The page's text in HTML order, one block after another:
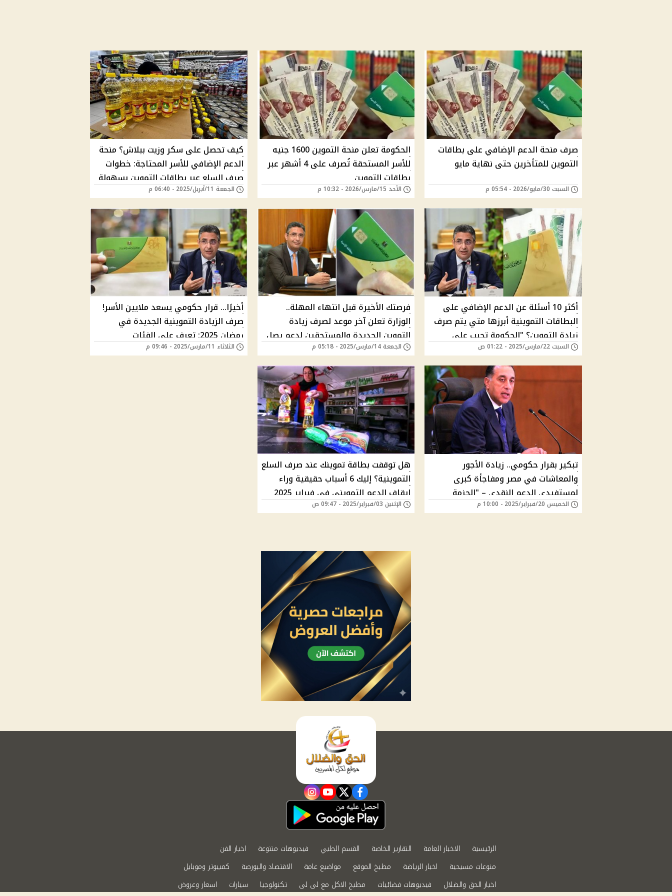
صرف منحة الدعم الإضافي على بطاقات
التموين للمتأخرين حتى نهاية مايو
السبت 30/مايو/2026 - 05:54 م
الحكومة تعلن منحة التموين 1600 جنيه
للأسر المستحقة تُصرف على 4 أشهر عبر
بطاقات التموين
الأحد 15/مارس/2026 - 10:32 م
كيف تحصل على سكر وزيت ببلاش؟ منحة
الدعم الإضافي للأسر المحتاجة: خطوات
صرف السلع عبر بطاقات التموين بسهولة
الجمعة 11/أبريل/2025 - 06:40 م
أكثر 10 أسئلة عن الدعم الإضافي على
البطاقات التموينية أبرزها متي يتم صرف
زيادة التموين؟ "الحكومة تجيب علي
تساولات المواطنين"
السبت 22/مارس/2025 - 01:22 ص
فرصتك الأخيرة قبل انتهاء المهلة..
الوزارة تعلن آخر موعد لصرف زيادة
التموين الجديدة والمستحقين لدعم يصل
إلى 500 جنيهالجمعة 14/مارس/2025 - 05:18 م
أخيرًا… قرار حكومي يسعد ملايين الأسر!
صرف الزيادة التموينية الجديدة في
رمضان 2025: تعرف على الفئات
المستحقة والمواعيد
الثلاثاء 11/مارس/2025 - 09:46 م
تبكير بقرار حكومي.. زيادة الأجور
والمعاشات في مصر ومفاجأة كبرى
لمستفيدي الدعم النقدي – "الحزمة
الاجتماعية الجديدة" متى يبدأ تنفيذها؟
الخميس 20/فبراير/2025 - 10:00 م
هل توقفت بطاقة تموينك عند صرف السلع
التموينية؟ إليك 6 أسباب حقيقية وراء
إيقاف الدعم التمويني في فبراير 2025
الإثنين 03/فبراير/2025 - 09:47 ص
facebook
twitter
youtube
instagram
الرئيسية الاخبار العامة التقارير الخاصة القسم الطبي فيديوهات متنوعة
اخبار الفن
منوعات مسيحية
اخبار الرياضة مطبخ الموقع مواضيع عامة الاقتصاد والبورصة
كمبيوتر وموبايل
اخبار الحق والضلال
فيديوهات فضائيات مطبخ الاكل مع لى لى تكنولوجيا سيارات اسعار وعروض